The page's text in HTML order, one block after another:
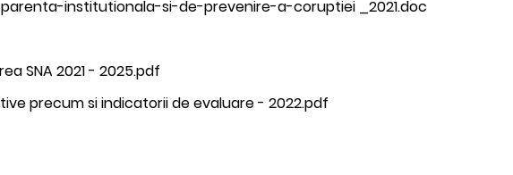
institutionala-si-de-prevenire-a-coruptiei _2021.doc
SNA 2021 - 2025.pdf
precum si indicatorii de evaluare - 2022.pdf